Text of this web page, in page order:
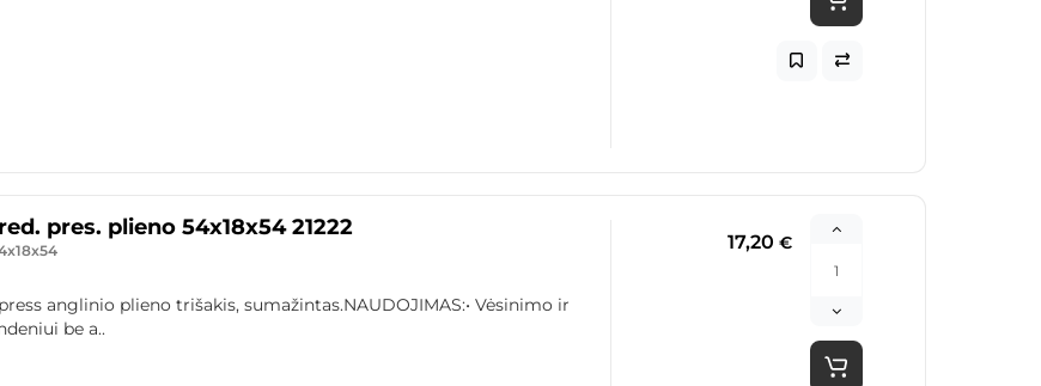
pres. plieno 54x18x54 21222
anglinio plieno trišakis, sumažintas.NAUDOJIMAS:• Vėsinimo ir
be a..
17,20 €